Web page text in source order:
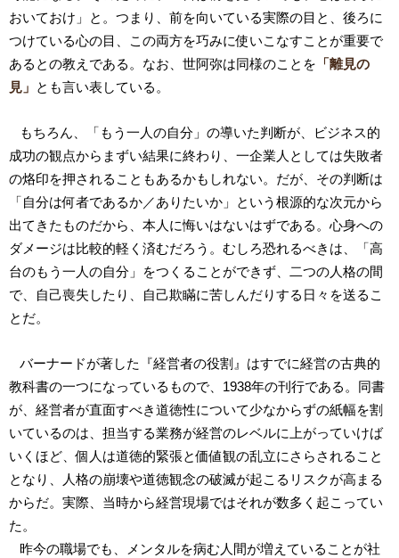
おいておけ」と。つまり、前を向いている実際の目と、後ろに
つけている心の目、この両方を巧みに使いこなすことが重要で
あるとの教えである。なお、世阿弥は同様のことを 「離見の
見」
とも言い表している。
もちろん、「もう一人の自分」の導いた判断が、ビジネス的
成功の観点からまずい結果に終わり、一企業人としては失敗者
の烙印を押されることもあるかもしれない。だが、その判断は
「自分は何者であるか／ありたいか」という根源的な次元から
出てきたものだから、本人に悔いはないはずである。心身への
ダメージは比較的軽く済むだろう。むしろ恐れるべきは、「高
台のもう一人の自分」をつくることができず、二つの人格の間
で、自己喪失したり、自己欺瞞に苦しんだりする日々を送るこ
とだ。
バーナードが著した『経営者の役割』はすでに経営の古典的
教科書の一つになっているもので、1938年の刊行である。同書
が、経営者が直面すべき道徳性について少なからずの紙幅を割
いているのは、担当する業務が経営のレベルに上がっていけば
いくほど、個人は道徳的緊張と価値観の乱立にさらされること
となり、人格の崩壊や道徳観念の破滅が起こるリスクが高まる
からだ。実際、当時から経営現場ではそれが数多く起こってい
た。
昨今の職場でも、メンタルを病む人間が増えていることが社